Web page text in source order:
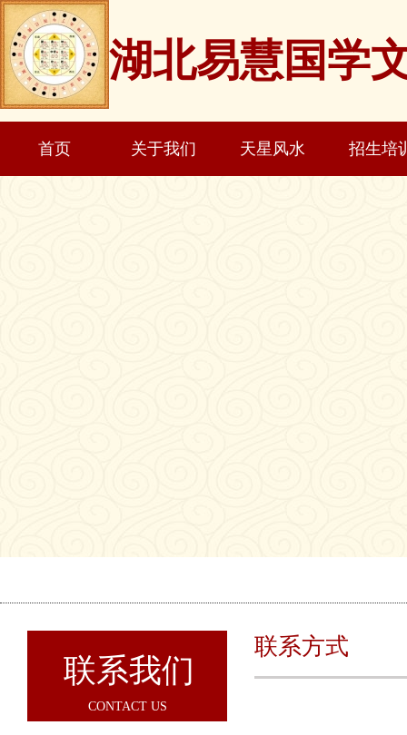
湖北易慧国学
首页 关于我们 天星风水 招生培
联系我们
CONTACT US
联系方式